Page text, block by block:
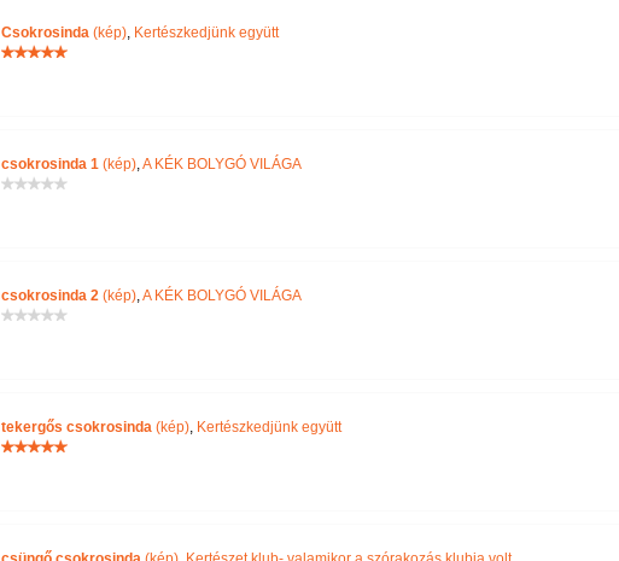
Csokrosinda(kép), Kertészkedjünk együtt
csokrosinda 1(kép),A KÉK BOLYGÓ VILÁGA
csokrosinda 2(kép),A KÉK BOLYGÓ VILÁGA
tekergős csokrosinda(kép), Kertészkedjünk együtt